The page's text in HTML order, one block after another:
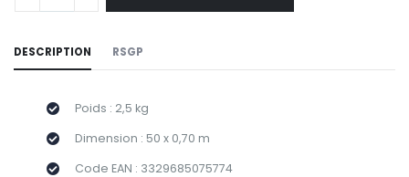
DESCRIPTION RSGP
Poids : 2,5 kg
Dimension : 50 x 0,70 m
Code EAN : 3329685075774